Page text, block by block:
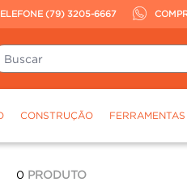
(79) 3205-6667
CONSTRUÇÃO FERRAMENTAS
0 PRODUTO